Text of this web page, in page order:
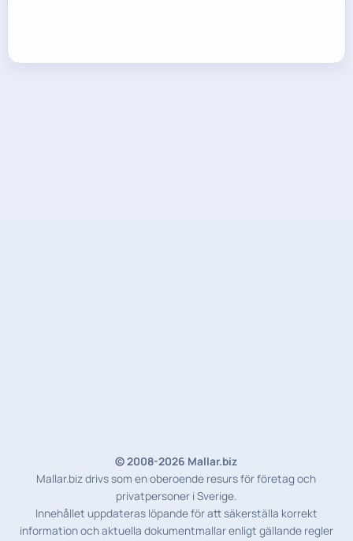
© 2008-2026 Mallar.biz
Mallar.biz drivs som en oberoende resurs för företag och
privatpersoner i Sverige.
Innehållet uppdateras löpande för att säkerställa korrekt
information och aktuella dokumentmallar enligt gällande regler